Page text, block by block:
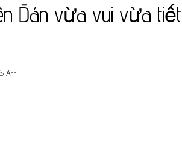
Đán vừa vui vừa tiết